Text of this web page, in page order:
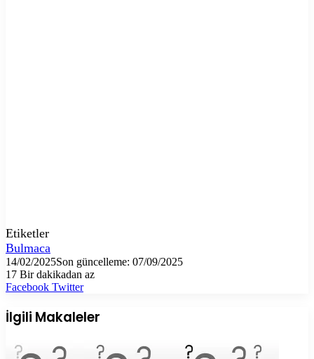
Etiketler
Bulmaca
14/02/2025Son güncelleme: 07/09/2025
17 Bir dakikadan az
Facebook TwitterLinkedIn
Tumblr
Pinterest
Reddit
VKontakte
E-
ile
paylaş
Yazdır
İlgili Makaleler